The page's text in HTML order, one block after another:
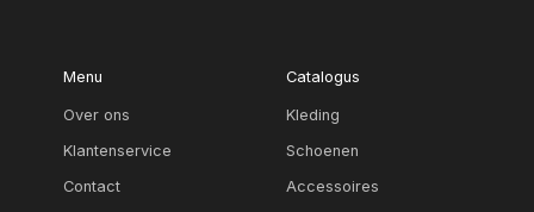
Menu
Over ons
Klantenservice
Contact
Catalogus
Kleding
Schoenen
Accessoires